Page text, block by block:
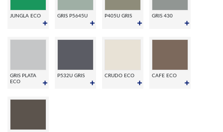
JUNGLA ECO GRIS P5645U P405U GRIS GRIS 430
GRIS PLATA
ECO
P532U GRIS CRUDO ECO CAFE ECO